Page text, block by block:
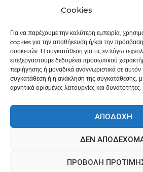
Cookies
Για να παρέχουμε την καλύτερη εμπειρία,
cookies για την αποθήκευση ή/και την
συσκευών. Η συγκατάθεση για τις εν λόγω
επεξεργαστούμε δεδομένα προσωπικού
περιήγησης ή μοναδικά αναγνωριστικά σε
συγκατάθεση ή η ανάκληση της συγκατάθεσης,
αρνητικά ορισμένες λειτουργίες και δυνατότητες.
ΑΠΟΔΟΧΉ
ΔΕΝ
ΠΡΟΒΟΛΉ
ΣΤΟΙΧΕΊΑ ΕΠΙΚΟΙΝΩΝΊΑΣ
info@gowithraw.gr
24310 35062
Δευ. - Παρ. 08:00 - 20:00
gowithraw.gr © 2020 | Powered